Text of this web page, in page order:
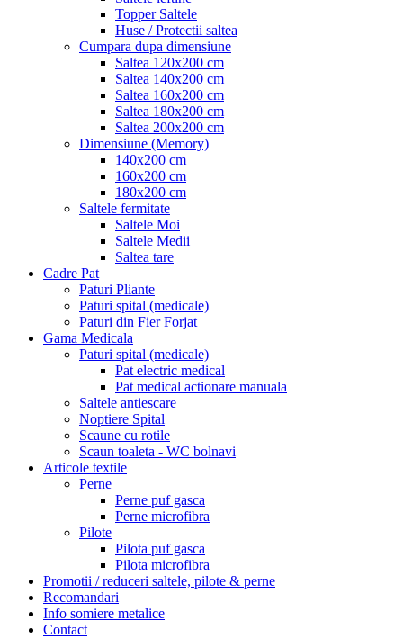
Topper Saltele
Huse / Protectii saltea
Cumpara dupa dimensiune
Saltea 120x200 cm
Saltea 140x200 cm
Saltea 160x200 cm
Saltea 180x200 cm
Saltea 200x200 cm
Dimensiune (Memory)
140x200 cm
160x200 cm
180x200 cm
Saltele fermitate
Saltele Moi
Saltele Medii
Saltea tare
Cadre Pat
Paturi Pliante
Paturi spital (medicale)
Paturi din Fier Forjat
Gama Medicala
Paturi spital (medicale)
Pat electric medical
Pat medical actionare manuala
Saltele antiescare
Noptiere Spital
Scaune cu rotile
Scaun toaleta - WC bolnavi
Articole textile
Perne
Perne puf gasca
Perne microfibra
Pilote
Pilota puf gasca
Pilota microfibra
Promotii / reduceri saltele, pilote & perne
Recomandari
Info somiere metalice
Contact